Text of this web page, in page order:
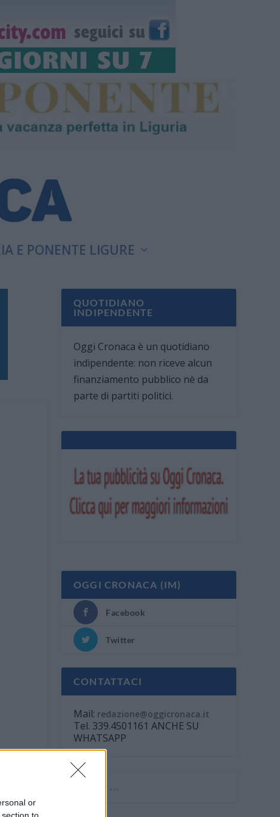
or
E PONENTE LIGURE
QUOTIDIANO
INDIPENDENTE
Oggi Cronaca è un quotidiano
indipendente: non riceve alcun
finanziamento pubblico nè da
parte di partiti politici.
OGGI CRONACA (IM)
Facebook
Twitter
CONTATTACI
Mail: redazione@oggicronaca.it
Tel. 339.4501161 ANCHE SU
WHATSAPP